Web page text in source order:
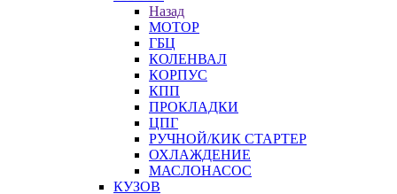
Назад
МОТОР
ГБЦ
КОЛЕНВАЛ
КОРПУС
КПП
ПРОКЛАДКИ
ЦПГ
РУЧНОЙ/КИК СТАРТЕР
ОХЛАЖДЕНИЕ
МАСЛОНАСОС
КУЗОВ